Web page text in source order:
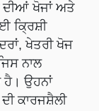
ਦੀਆਂ ਖੋਜਾਂ ਅਤੇ
ਕ੍ਰਿਸ਼ੀ
ਖੇਤਰੀ ਖੋਜ
ਨਾਲ
ਹੈ। ਉਹਨਾਂ
ਕਾਰਜਸ਼ੈਲੀ